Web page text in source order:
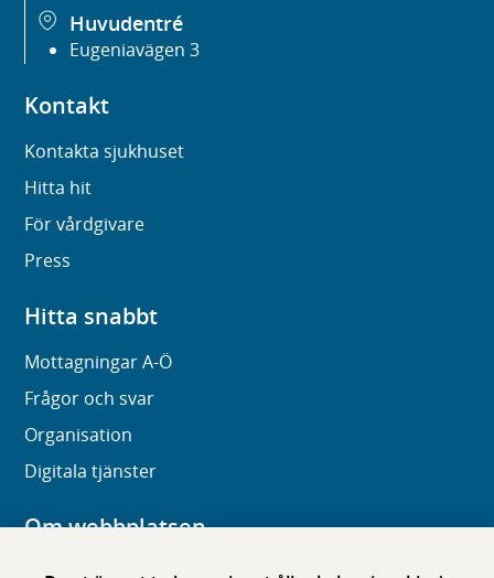
Huvudentré
Eugeniavägen 3
Kontakt
Kontakta sjukhuset
Hitta hit
För vårdgivare
Press
Hitta snabbt
Mottagningar A-Ö
Frågor och svar
Organisation
Digitala tjänster
Om webbplatsen
Om karolinska.se